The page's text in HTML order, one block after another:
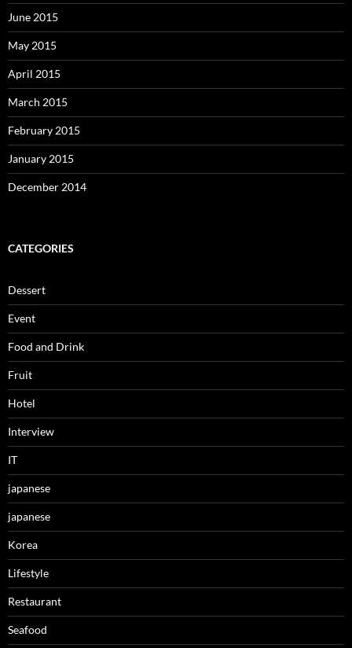
June 2015
May 2015
April 2015
March 2015
February 2015
January 2015
December 2014
CATEGORIES
Dessert
Event
Food and Drink
Fruit
Hotel
Interview
IT
japanese
japanese
Korea
Lifestyle
Restaurant
Seafood